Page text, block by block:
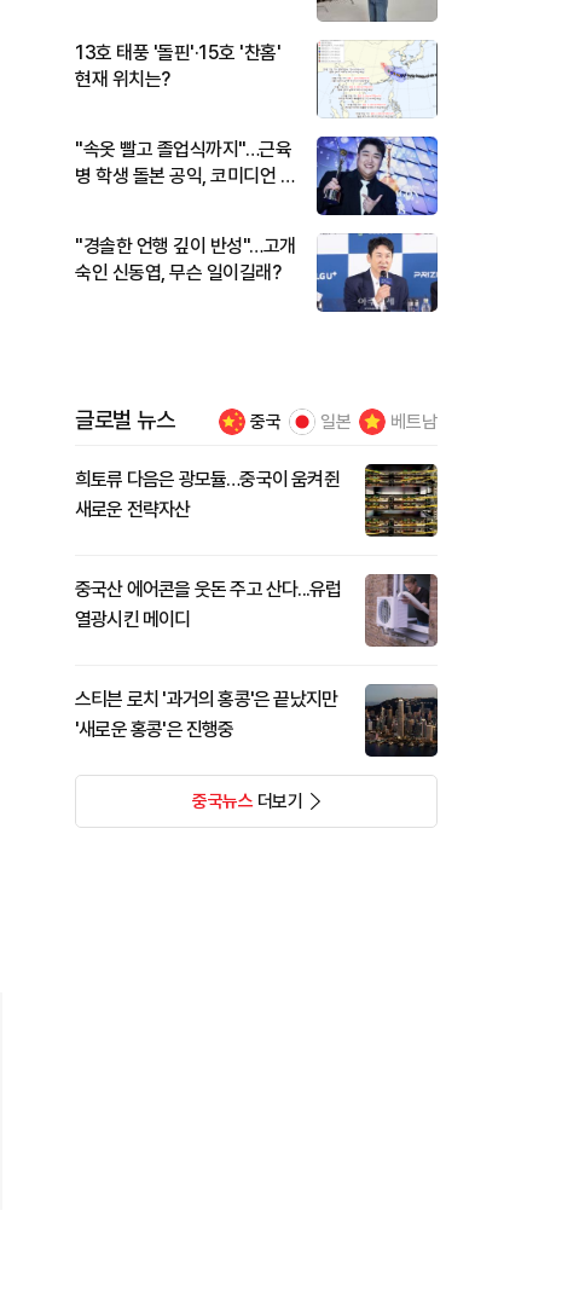
13호 태풍 '돌핀'·15호 '찬홈'
현재 위치는?
"속옷 빨고 졸업식까지"…근육
병 학생 돌본 공익, 코미디언 김
"경솔한 언행 깊이 반성"…고개
숙인 신동엽, 무슨 일이길래?
글로벌 뉴스 중국 일본 베트남
희토류 다음은 광모듈…중국이 움켜쥔
새로운 전략자산
중국산 에어콘을 웃돈 주고 산다...유럽
열광시킨 메이디
스티븐 로치 '과거의 홍콩'은 끝났지만
'새로운 홍콩'은 진행중
중국뉴스더보기